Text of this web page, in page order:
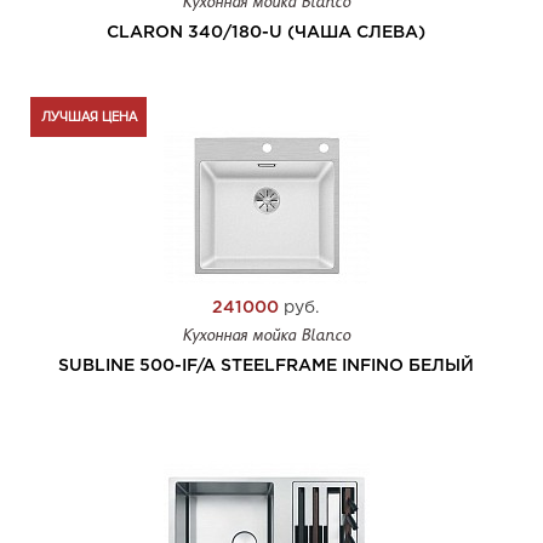
CLARON 340/180-U (ЧАША СЛЕВА)
241000 руб.
Кухонная мойка Blanco
SUBLINE 500-IF/A STEELFRAME INFINO БЕЛЫЙ
ЛУЧШАЯ ЦЕНА